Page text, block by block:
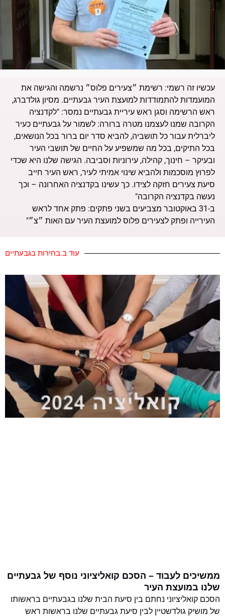
עכשיו זה רשמי: רשימת ״צעירים פלוס״ נרשמה והגישה את
המועמדות להתמודדות למועצת העיר גבעתיים. מסיון גולדברג,
ראש הרשימה וסגן ראש עיריית גבעתיים נמסר: "לקדנציה
הקרובה שמנו לעצמנו מטרה ברורה: לשמור על גבעתיים כעיר
ליברלית עבור כל תושביה, להביא סדר יום ברור בכל הנושאים,
בכל התיקים, בכל מה שמשפיע על החיים של תושבי העיר
ובעיקר – חינוך, קהילה, עירוניות וסביבה. הגישה שלנו היא שכדי
לפרוץ מוסכמות ולהביא שינוי אמיתי לעיר, ראש העיר חייב
סיעת צעירים חזקה לצידו. כך עשינו בקדנציה האחרונה – וכך
נעשה בקדנציה הקרובה"
ב-31 באוקטובר מצביעים בשני פתקים: פתק אחד לראש
העירייה ופתק לצעירים פלוס למועצת העיר עם האות ״צ״"
עוד ב.בחירות בגבעתיים
ממשיכים לעבוד – הסכם קואליציוני נוסף של גבעתיים
שלנו במועצת העיר
הסכם קואליציוני נחתם בין סיעת הבית שלנו בגבעתיים בראשותו
של מושיק גולדשטיין לבין סיעת גבעתיים שלנו בראשות ראש